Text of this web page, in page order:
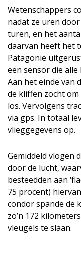
Wetenschappers
nadat ze uren
turen, en het
daarvan heeft het
Patagonië
een sensor die
Aan het einde van
de kliffen zocht
los. Vervolgens
via gps. In totaal
vlieggegevens op.
Gemiddeld vlogen
door de lucht,
besteedden aan
75 procent)
condor spande de
zo’n 172
vleugels te slaan.